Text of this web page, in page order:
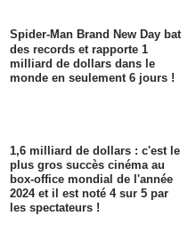
Spider-Man Brand New Day bat
des records et rapporte 1
milliard de dollars dans le
monde en seulement 6 jours !
1,6 milliard de dollars : c'est le
plus gros succès cinéma au
box-office mondial de l'année
2024 et il est noté 4 sur 5 par
les spectateurs !